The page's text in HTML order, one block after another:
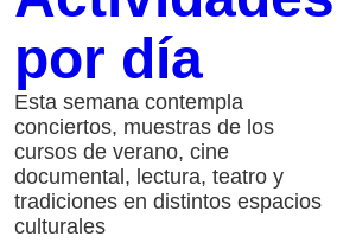
por día
Esta semana contempla
conciertos, muestras de los
cursos de verano, cine
documental, lectura, teatro y
tradiciones en distintos espacios
culturales